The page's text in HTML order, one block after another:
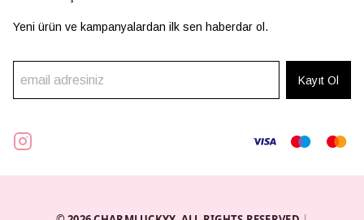
Yeni ürün ve kampanyalardan ilk sen haberdar ol.
Kayıt Ol